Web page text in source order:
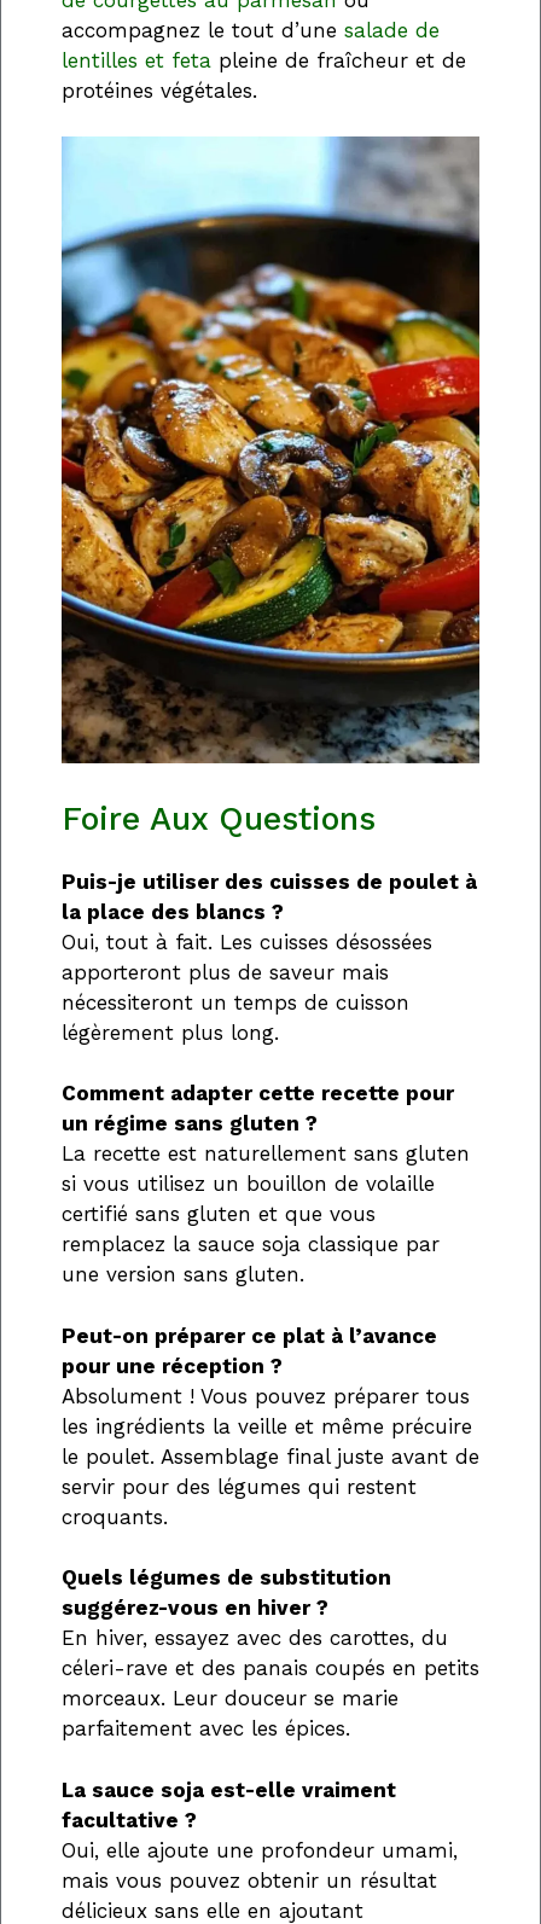
accompagnez le tout d’une salade de
lentilles et feta pleine de fraîcheur et de
protéines végétales.
Foire Aux Questions
Puis-je utiliser des cuisses de poulet à
la place des blancs ?
Oui, tout à fait. Les cuisses désossées
apporteront plus de saveur mais
nécessiteront un temps de cuisson
légèrement plus long.
Comment adapter cette recette pour
un régime sans gluten ?
La recette est naturellement sans gluten
si vous utilisez un bouillon de volaille
certifié sans gluten et que vous
remplacez la sauce soja classique par
une version sans gluten.
Peut-on préparer ce plat à l’avance
pour une réception ?
Absolument ! Vous pouvez préparer tous
les ingrédients la veille et même précuire
le poulet. Assemblage final juste avant de
servir pour des légumes qui restent
croquants.
Quels légumes de substitution
suggérez-vous en hiver ?
En hiver, essayez avec des carottes, du
céleri-rave et des panais coupés en petits
morceaux. Leur douceur se marie
parfaitement avec les épices.
La sauce soja est-elle vraiment
facultative ?
Oui, elle ajoute une profondeur umami,
mais vous pouvez obtenir un résultat
délicieux sans elle en ajoutant